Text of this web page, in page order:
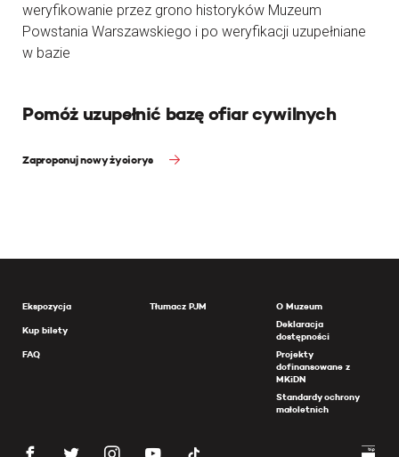
weryfikowanie przez grono historyków Muzeum
Powstania Warszawskiego i po weryfikacji uzupełniane
w bazie
Pomóż uzupełnić bazę ofiar cywilnych
Zaproponuj nowy życiorys
Ekspozycja
Kup bilety
FAQ
Tłumacz PJM
O Muzeum
Deklaracja
dostępności
Projekty
dofinansowane z
MKiDN
Standardy ochrony
małoletnich